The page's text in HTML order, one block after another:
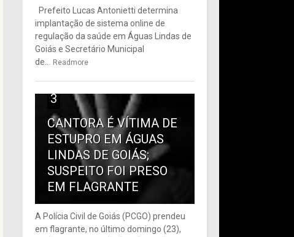
Prefeito Lucas Antonietti determina
implantação de sistema online de
regulação da saúde em Águas Lindas de
Goiás e Secretário Municipal
de...
Readmore
3
CANTORA É VÍTIMA DE
ESTUPRO EM ÁGUAS
LINDAS DE GOIÁS;
SUSPEITO FOI PRESO
EM FLAGRANTE
A Polícia Civil de Goiás (PCGO) prendeu
em flagrante, no último domingo (23),